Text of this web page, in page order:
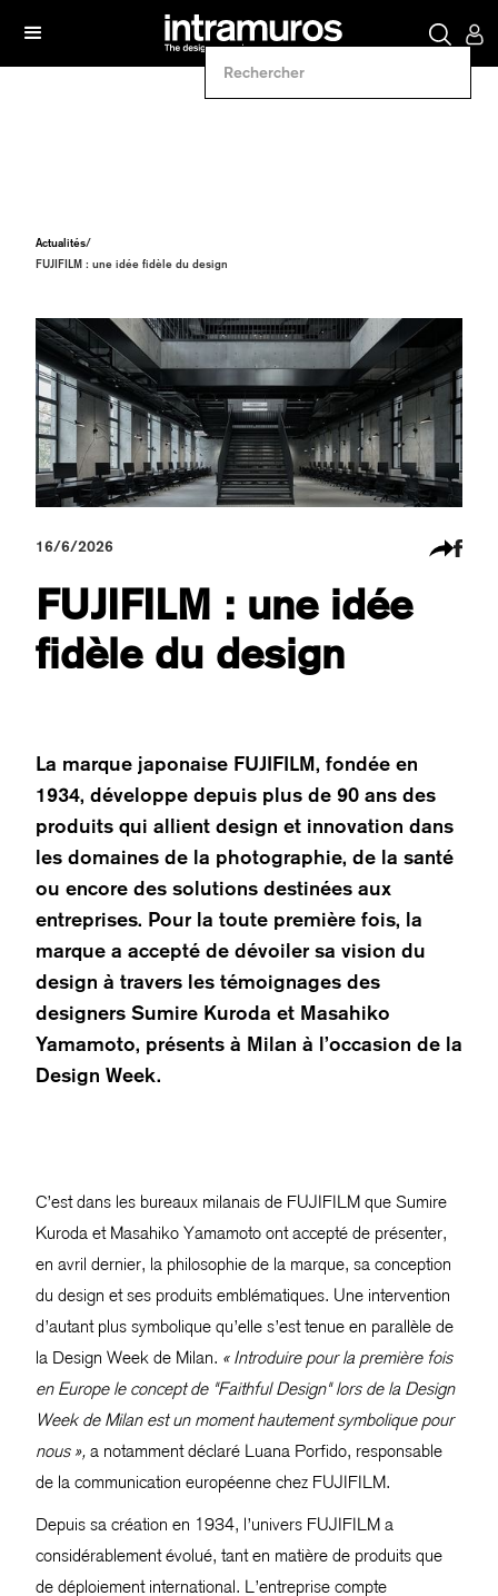
Actualités/
FUJIFILM : une idée fidèle du design
16/6/2026
FUJIFILM : une idée
fidèle du design
La marque japonaise FUJIFILM, fondée en
1934, développe depuis plus de 90 ans des
produits qui allient design et innovation dans
les domaines de la photographie, de la santé
ou encore des solutions destinées aux
entreprises. Pour la toute première fois, la
marque a accepté de dévoiler sa vision du
design à travers les témoignages des
designers Sumire Kuroda et Masahiko
Yamamoto, présents à Milan à l’occasion de la
Design Week.
C’est dans les bureaux milanais de FUJIFILM que Sumire
Kuroda et Masahiko Yamamoto ont accepté de présenter,
en avril dernier, la philosophie de la marque, sa conception
du design et ses produits emblématiques. Une intervention
d’autant plus symbolique qu’elle s’est tenue en parallèle de
la Design Week de Milan. « Introduire pour la première fois
en Europe le concept de "Faithful Design" lors de la Design
Week de Milan est un moment hautement symbolique pour
nous », a notamment déclaré Luana Porfido, responsable
de la communication européenne chez FUJIFILM.
Depuis sa création en 1934, l’univers FUJIFILM a
considérablement évolué, tant en matière de produits que
de déploiement international. L’entreprise compte